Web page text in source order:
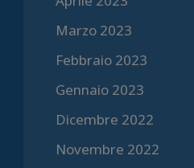
Marzo 2023
Febbraio 2023
Gennaio 2023
Dicembre 2022
Novembre 2022